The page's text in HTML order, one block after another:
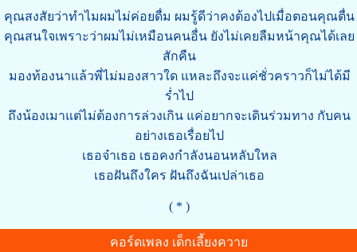
คุณสงสัยว่าทำไมผมไม่ค่อยดื่ม ผมรู้ดีว่าคงต้องไปเมื่อตอนคุณตื่น
คุณสนใจเพราะว่าผมไม่เหมือนคนอื่น ยังไม่เคยลืมหน้าคุณได้เลย
สักคืน
มองท้องนาแล้วพี่ไม่มองสาวใด แหละถึงจะแค่ชั่วคราวก็ไม่ได้มี
ร่ำไป
ถึงน้องเมาแต่ไม่ต้องการล่วงเกิน แค่อยากจะเดินร่วมทาง กับคน
อย่างเธอเรื่อยไป
เธอจ๋าเธอ เธอคงกำลังนอนหลับใหล
เธอฝันถึงใคร ฝันถึงฉันเปล่าเธอ
( * )
คอร์ดเพลง เด็กเลี้ยงควาย